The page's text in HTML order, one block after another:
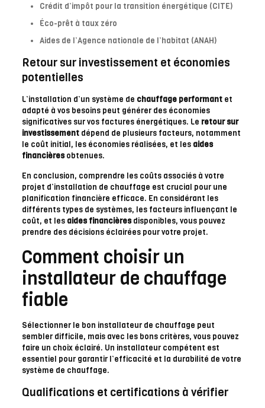
Crédit d’impôt pour la transition énergétique (CITE)
Éco-prêt à taux zéro
Aides de l’Agence nationale de l’habitat (ANAH)
Retour sur investissement et économies
potentielles
L’installation d’un système de chauffage performantet
adapté à vos besoins peut générer des économies
significatives sur vos factures énergétiques. Le retour sur
investissementdépend de plusieurs facteurs, notamment
le coût initial, les économies réalisées, et les aides
financièresobtenues.
En conclusion, comprendre les coûts associés à votre
projet d’installation de chauffage est crucial pour une
planification financière efficace. En considérant les
différents types de systèmes, les facteurs influençant le
coût, et les aides financièresdisponibles, vous pouvez
prendre des décisions éclairées pour votre projet.
Comment choisir un
installateur de chauffage
fiable
Sélectionner le bon installateur de chauffage peut
sembler difficile, mais avec les bons critères, vous pouvez
faire un choix éclairé. Un installateur compétent est
essentiel pour garantir l’efficacité et la durabilité de votre
système de chauffage.
Qualifications et certifications à vérifier